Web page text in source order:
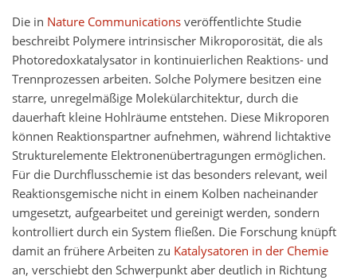
Die in Nature Communicationsveröffentlichte Studie
beschreibt Polymere intrinsischer Mikroporosität, die als
Photoredoxkatalysator in kontinuierlichen Reaktions- und
Trennprozessen arbeiten. Solche Polymere besitzen eine
starre, unregelmäßige Molekülarchitektur, durch die
dauerhaft kleine Hohlräume entstehen. Diese Mikroporen
können Reaktionspartner aufnehmen, während lichtaktive
Strukturelemente Elektronenübertragungen ermöglichen.
Für die Durchflusschemie ist das besonders relevant, weil
Reaktionsgemische nicht in einem Kolben nacheinander
umgesetzt, aufgearbeitet und gereinigt werden, sondern
kontrolliert durch ein System fließen. Die Forschung knüpft
damit an frühere Arbeiten zu Katalysatoren in der Chemie
an, verschiebt den Schwerpunkt aber deutlich in Richtung